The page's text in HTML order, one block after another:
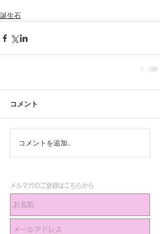
誕生石
コメント
コメントを追加…
メルマガのご登録はこちらから